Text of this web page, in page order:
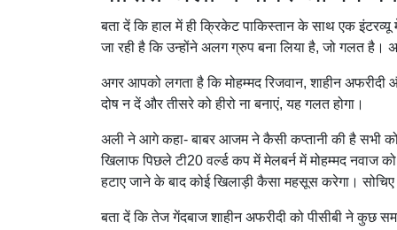
बता दें कि हाल में ही क्रिकेट पाकिस्तान के साथ एक इंटरव्यू
जा रही है कि उन्होंने अलग ग्रुप बना लिया है, जो गलत है।
अगर आपको लगता है कि मोहम्मद रिजवान, शाहीन
दोष न दें और तीसरे को हीरो ना बनाएं, यह गलत होगा।
अली ने आगे कहा- बाबर आजम ने कैसी कप्तानी की है सभी
खिलाफ पिछले टी20 वर्ल्ड कप में मेलबर्न में मोहम्मद
हटाए जाने के बाद कोई खिलाड़ी कैसा महसूस करेगा।
बता दें कि तेज गेंदबाज शाहीन अफरीदी को पीसीबी ने कुछ